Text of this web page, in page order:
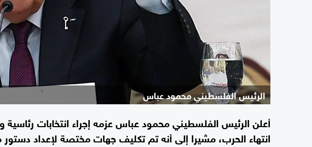
الرئيس الفلسطيني محمود عباس
أعلن الرئيس الفلسطيني محمود عباس عزمه إجراء انتخابات رئاسية
انتهاء الحرب، مشيرا إلى أنه تم تكليف جهات مختصة لإعداد دستور